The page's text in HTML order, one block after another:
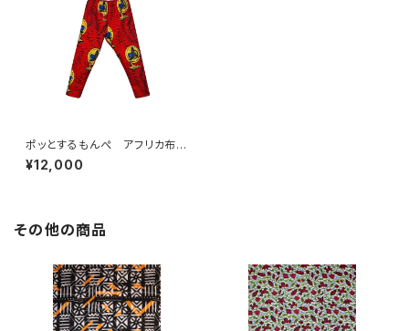
ポッとするもんぺ アフリカ布
No.178
¥12,000
その他の商品